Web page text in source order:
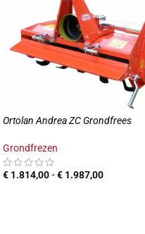
Ortolan Andrea ZC Grondfrees
Grondfrezen
€ 1.814,00 - € 1.987,00